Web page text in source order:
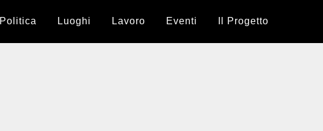
Politica Luoghi Lavoro Eventi Il Progetto